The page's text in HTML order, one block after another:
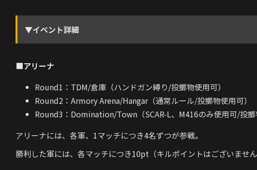
▼イベント詳細
■アリーナ
Round1：TDM/倉庫（ハンドガン縛り/投擲物使用可）
Round2：Armory Arena/Hangar（通常ルール/投擲物使用可）
Round3：Domination/Town（SCAR-L、M416のみ使用可/投擲
アリーナには、各軍、1マッチにつき4名ずつが参戦。
勝利した軍には、各マッチにつき10pt（キルポイントはございません